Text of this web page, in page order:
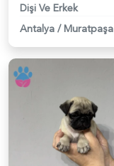
Dişi Ve Erkek
Antalya /Muratpaşa